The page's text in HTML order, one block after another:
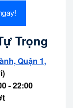
Trọng
Quận 1,
- 22:00